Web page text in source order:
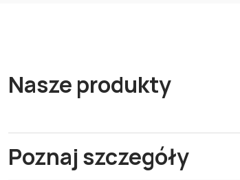
Nasze produkty
Poznaj szczegóły